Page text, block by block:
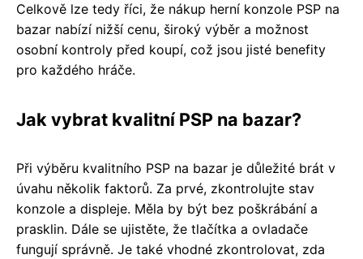
Celkově lze tedy říci, že nákup herní konzole PSP na
bazar nabízí nižší cenu, široký výběr a možnost
osobní kontroly před koupí, což jsou jisté benefity
pro každého hráče.
Jak vybrat kvalitní PSP na bazar?
Při výběru kvalitního PSP na bazar je důležité brát v
úvahu několik faktorů. Za prvé, zkontrolujte stav
konzole a displeje. Měla by být bez poškrábání a
prasklin. Dále se ujistěte, že tlačítka a ovladače
fungují správně. Je také vhodné zkontrolovat, zda